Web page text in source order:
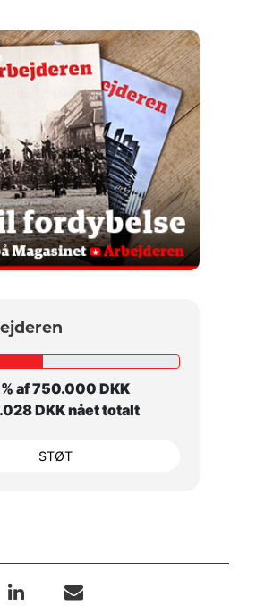
af 750.000 DKK
DKK nået totalt
STØT